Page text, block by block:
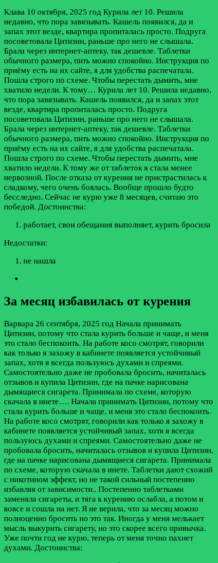
Клава 10 октября, 2025 год Курила лет 10. Решила
недавно, что пора завязывать. Кашель появился, да и
запах этот везде, квартира пропиталась просто. Подруга
посоветовала Цитизин, раньше про него не слышала.
Брала через интернет-аптеку, так дешевле. Таблетки
обычного размера, пить можно спокойно. Инструкция по
приёму есть на их сайте, я для удобства распечатала.
Пошла строго по схеме. Чтобы перестать дымить, мне
хватило недели. К тому… Курила лет 10. Решила недавно,
что пора завязывать. Кашель появился, да и запах этот
везде, квартира пропиталась просто. Подруга
посоветовала Цитизин, раньше про него не слышала.
Брала через интернет-аптеку, так дешевле. Таблетки
обычного размера, пить можно спокойно. Инструкция по
приёму есть на их сайте, я для удобства распечатала.
Пошла строго по схеме. Чтобы перестать дымить, мне
хватило недели. К тому же от таблеток я стала менее
нервозной. После отказа от курения не пристрастилась к
сладкому, чего очень боялась. Вообще прошло будто
бесследно. Сейчас не курю уже 8 месяцев, считаю это
победой. Достоинства:
работает, свои обещания выполняет, курить бросила
Недостатки:
не нашла
За месяц избавилась от курения
Варвара 26 сентября, 2025 год Начала принимать
Цитизин, потому что стала курить больше и чаще, и меня
это стало беспокоить. На работе косо смотрят, говорили
как только я захожу в кабинете появляется устойчивый
запах, хотя я всегда пользуюсь духами и спреями.
Самостоятельно даже не пробовала бросить, начиталась
отзывов и купила Цитизин, где на пачке нарисована
дымящиеся сигарета. Принимала по схеме, которую
скачала в инете…. Начала принимать Цитизин, потому что
стала курить больше и чаще, и меня это стало беспокоить.
На работе косо смотрят, говорили как только я захожу в
кабинете появляется устойчивый запах, хотя я всегда
пользуюсь духами и спреями. Самостоятельно даже не
пробовала бросить, начиталась отзывов и купила Цитизин,
где на пачке нарисована дымящиеся сигарета. Принимала
по схеме, которую скачала в инете. Таблетки дают схожий
с никотином эффект, но не такой сильный постепенно
избавляя от зависимости.. Постепенно таблетками
заменяла сигареты, и тяга к курению ослабла, а потом и
вовсе и сошла на нет. Я не верила, что за месяц можно
полноценно бросить но это так. Иногда у меня мелькает
мысль выкурить сигарету, но это скорее всего привычка.
Уже почти год не курю, теперь от меня точно пахнет
духами. Достоинства: